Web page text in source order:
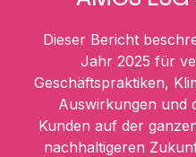
Dieser Bericht
Jahr 2025 für
Geschäftspraktiken,
Auswirkungen und
Kunden auf der
nachhaltigeren